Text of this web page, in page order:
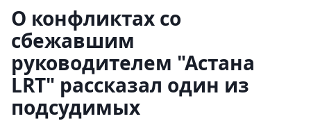
О конфликтах со
сбежавшим
руководителем "Астана
LRT" рассказал один из
подсудимых